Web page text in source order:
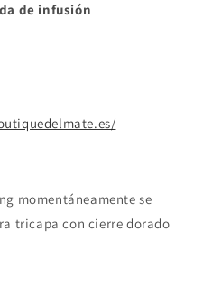
de infusión
momentáneamente se
tricapa con cierre dorado